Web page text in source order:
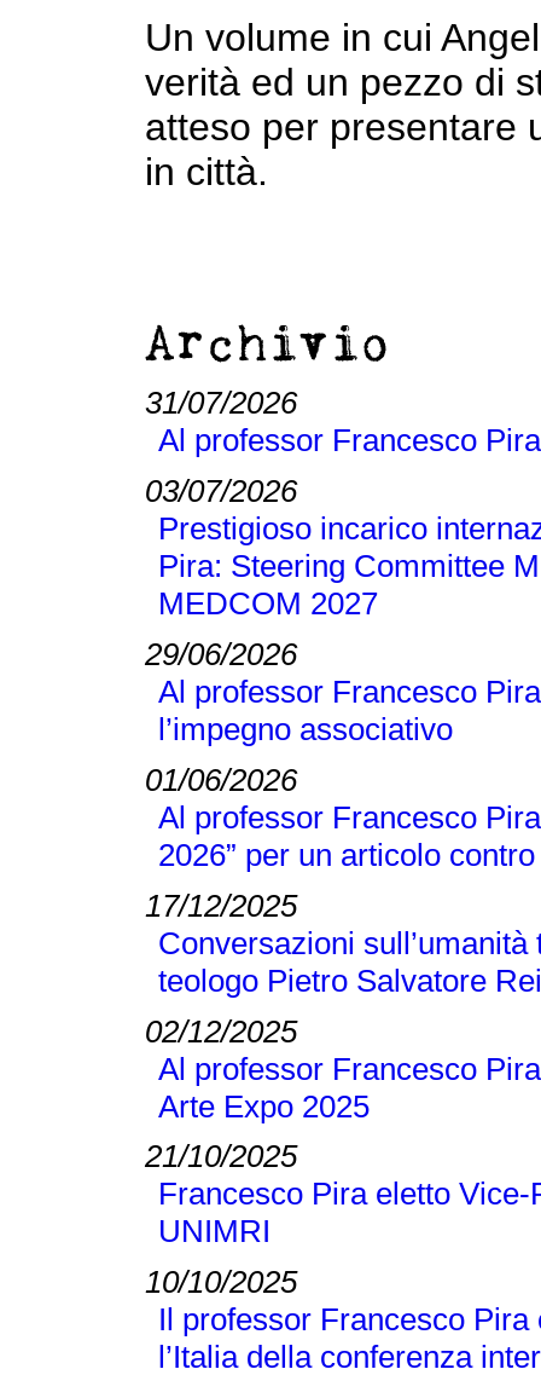
Un volume in cui
verità ed un pezzo di
atteso per presentare
in città.
Archivio
31/07/2026
Al professor Francesco
03/07/2026
Prestigioso incarico
Pira: Steering Committee
MEDCOM 2027
29/06/2026
Al professor Francesco
l’impegno associativo
01/06/2026
Al professor Francesco
2026” per un articolo
17/12/2025
Conversazioni
teologo Pietro Salvatore
02/12/2025
Al professor Francesco
Arte Expo 2025
21/10/2025
Francesco Pira eletto
UNIMRI
10/10/2025
Il professor Francesco
l’Italia della conferenza